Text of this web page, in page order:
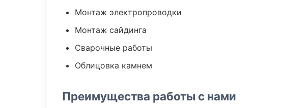
Монтаж электропроводки
Монтаж сайдинга
Сварочные работы
Облицовка камнем
Преимущества работы с нами